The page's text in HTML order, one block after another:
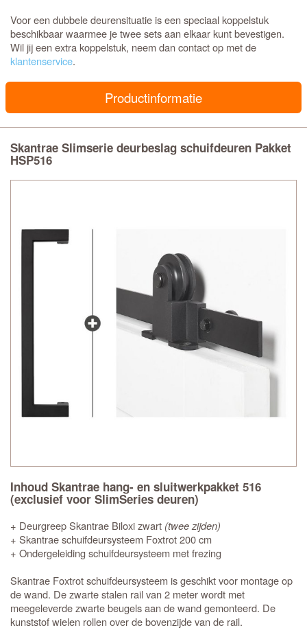
Voor een dubbele deurensituatie is een speciaal koppelstuk
beschikbaar waarmee je twee sets aan elkaar kunt bevestigen.
Wil jij een extra koppelstuk, neem dan contact op met de
klantenservice.
Productinformatie
Skantrae Slimserie deurbeslag schuifdeuren Pakket
HSP516
Inhoud Skantrae hang- en sluitwerkpakket 516
(exclusief voor SlimSeries deuren)
+ Deurgreep Skantrae Biloxi zwart (twee zijden)
+ Skantrae schuifdeursysteem Foxtrot 200 cm
+ Ondergeleiding schuifdeursysteem met frezing
Skantrae Foxtrot schuifdeursysteem is geschikt voor montage op
de wand. De zwarte stalen rail van 2 meter wordt met
meegeleverde zwarte beugels aan de wand gemonteerd. De
kunststof wielen rollen over de bovenzijde van de rail.